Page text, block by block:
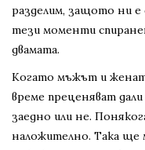
разделим, защото ни
тези моменти
двамата.
Когато мъжът и
време преценяват
заедно или не.
наложително. Така ще